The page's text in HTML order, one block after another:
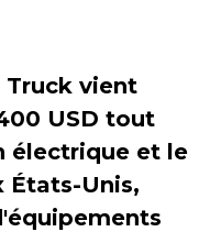
Truck vient
USD tout
électrique et le
États-Unis,